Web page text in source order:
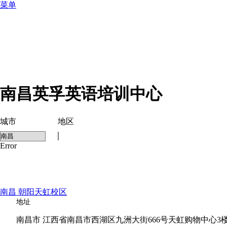
菜单
南昌英孚英语培训中心
城市
Error
地区
南昌 朝阳天虹校区
地址
南昌市 江西省南昌市西湖区九洲大街666号天虹购物中心3